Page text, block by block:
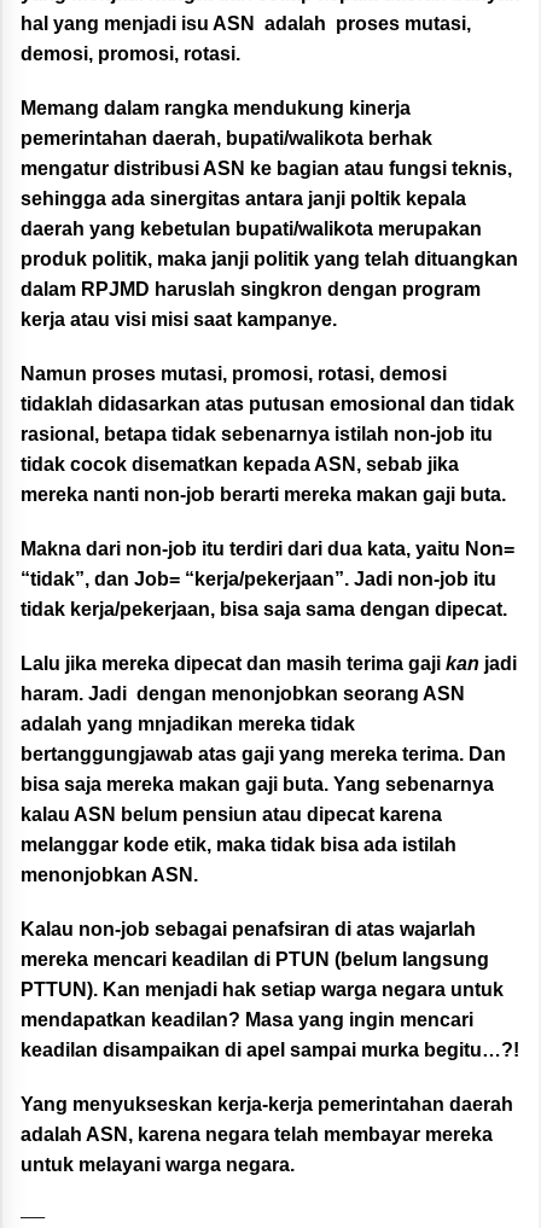
hal yang menjadi isu ASN adalah proses mutasi,
demosi, promosi, rotasi.
Memang dalam rangka mendukung kinerja
pemerintahan daerah, bupati/walikota berhak
mengatur distribusi ASN ke bagian atau fungsi teknis,
sehingga ada sinergitas antara janji poltik kepala
daerah yang kebetulan bupati/walikota merupakan
produk politik, maka janji politik yang telah dituangkan
dalam RPJMD haruslah singkron dengan program
kerja atau visi misi saat kampanye.
Namun proses mutasi, promosi, rotasi, demosi
tidaklah didasarkan atas putusan emosional dan tidak
rasional, betapa tidak sebenarnya istilah non-job itu
tidak cocok disematkan kepada ASN, sebab jika
mereka nanti non-job berarti mereka makan gaji buta.
Makna dari non-job itu terdiri dari dua kata, yaitu Non=
“tidak”, dan Job= “kerja/pekerjaan”. Jadi non-job itu
tidak kerja/pekerjaan, bisa saja sama dengan dipecat.
Lalu jika mereka dipecat dan masih terima gaji kan jadi
haram. Jadi dengan menonjobkan seorang ASN
adalah yang mnjadikan mereka tidak
bertanggungjawab atas gaji yang mereka terima. Dan
bisa saja mereka makan gaji buta. Yang sebenarnya
kalau ASN belum pensiun atau dipecat karena
melanggar kode etik, maka tidak bisa ada istilah
menonjobkan ASN.
Kalau non-job sebagai penafsiran di atas wajarlah
mereka mencari keadilan di PTUN (belum langsung
PTTUN). Kan menjadi hak setiap warga negara untuk
mendapatkan keadilan? Masa yang ingin mencari
keadilan disampaikan di apel sampai murka begitu…?!
Yang menyukseskan kerja-kerja pemerintahan daerah
adalah ASN, karena negara telah membayar mereka
untuk melayani warga negara.
—–